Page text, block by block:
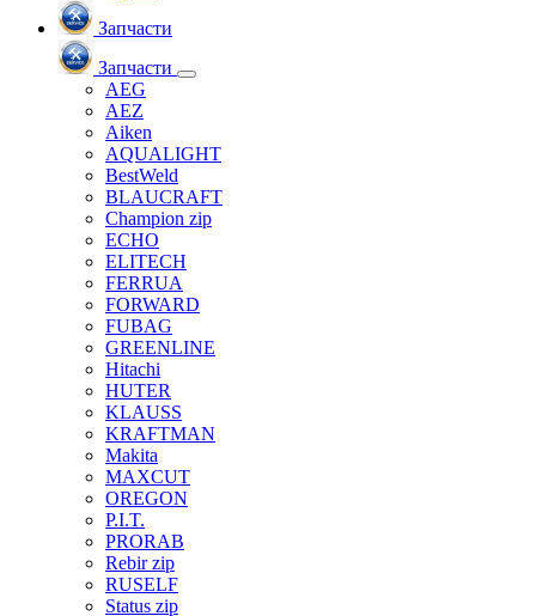
Запчасти
Запчасти
AEG
AEZ
Aiken
AQUALIGHT
BestWeld
BLAUCRAFT
Champion zip
ECHO
ELITECH
FERRUA
FORWARD
FUBAG
GREENLINE
Hitachi
HUTER
KLAUSS
KRAFTMAN
Makita
MAXCUT
OREGON
P.I.T.
PRORAB
Rebir zip
RUSELF
Status zip